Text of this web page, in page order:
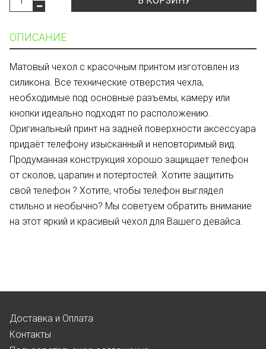
ОПИСАНИЕ
Матовый чехол с красочным принтом изготовлен из
силикона. Все технические отверстия чехла,
необходимые под основные разъемы, камеру или
кнопки идеально подходят по расположению.
Оригинальный принт на задней поверхности аксессуара
придаёт телефону изысканный и неповторимый вид.
Продуманная конструкция хорошо защищает телефон
от сколов, царапин и потертостей. Хотите защитить
свой телефон ? Хотите, чтобы телефон выглядел
стильно и необычно? Мы советуем обратить внимание
на этот яркий и красивый чехол для Вашего девайса.
Доставка и Оплата
Контакты